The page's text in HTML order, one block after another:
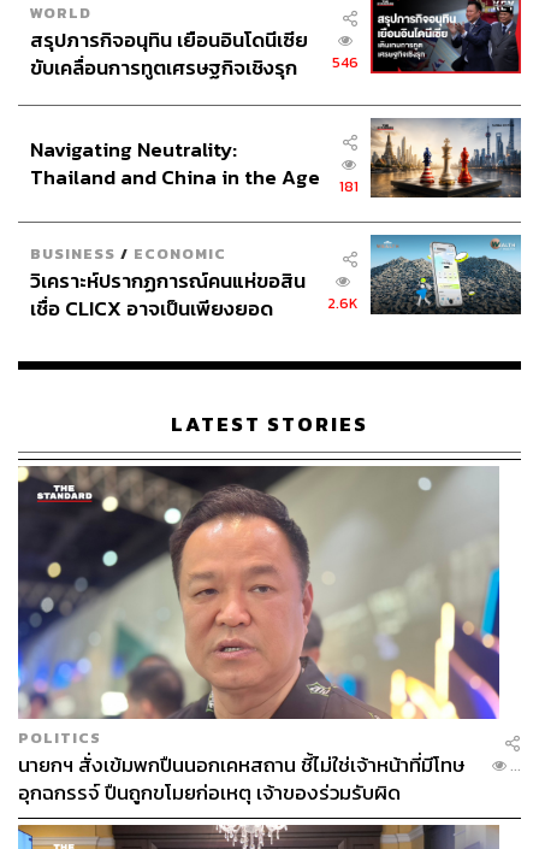
WORLD
สรุปภารกิจอนุทิน เยือนอินโดนีเซีย
ขับเคลื่อนการทูตเศรษฐกิจเชิงรุก
546
Navigating Neutrality:
Thailand and China in the Age
181
BUSINESS / ECONOMIC
วิเคราะห์ปรากฏการณ์คนแห่ขอสิน
เชื่อ CLICX อาจเป็นเพียงยอด
เรือนไทยที่ถูกซุกไว้
2.6K
LATEST STORIES
POLITICS
นายกฯ สั่งเข้มพกปืนนอกเคหสถาน ชี้ไม่ใช่เจ้าหน้าที่มีโทษ
อุกฉกรรจ์ ปืนถูกขโมยก่อเหตุ เจ้าของร่วมรับผิด
...